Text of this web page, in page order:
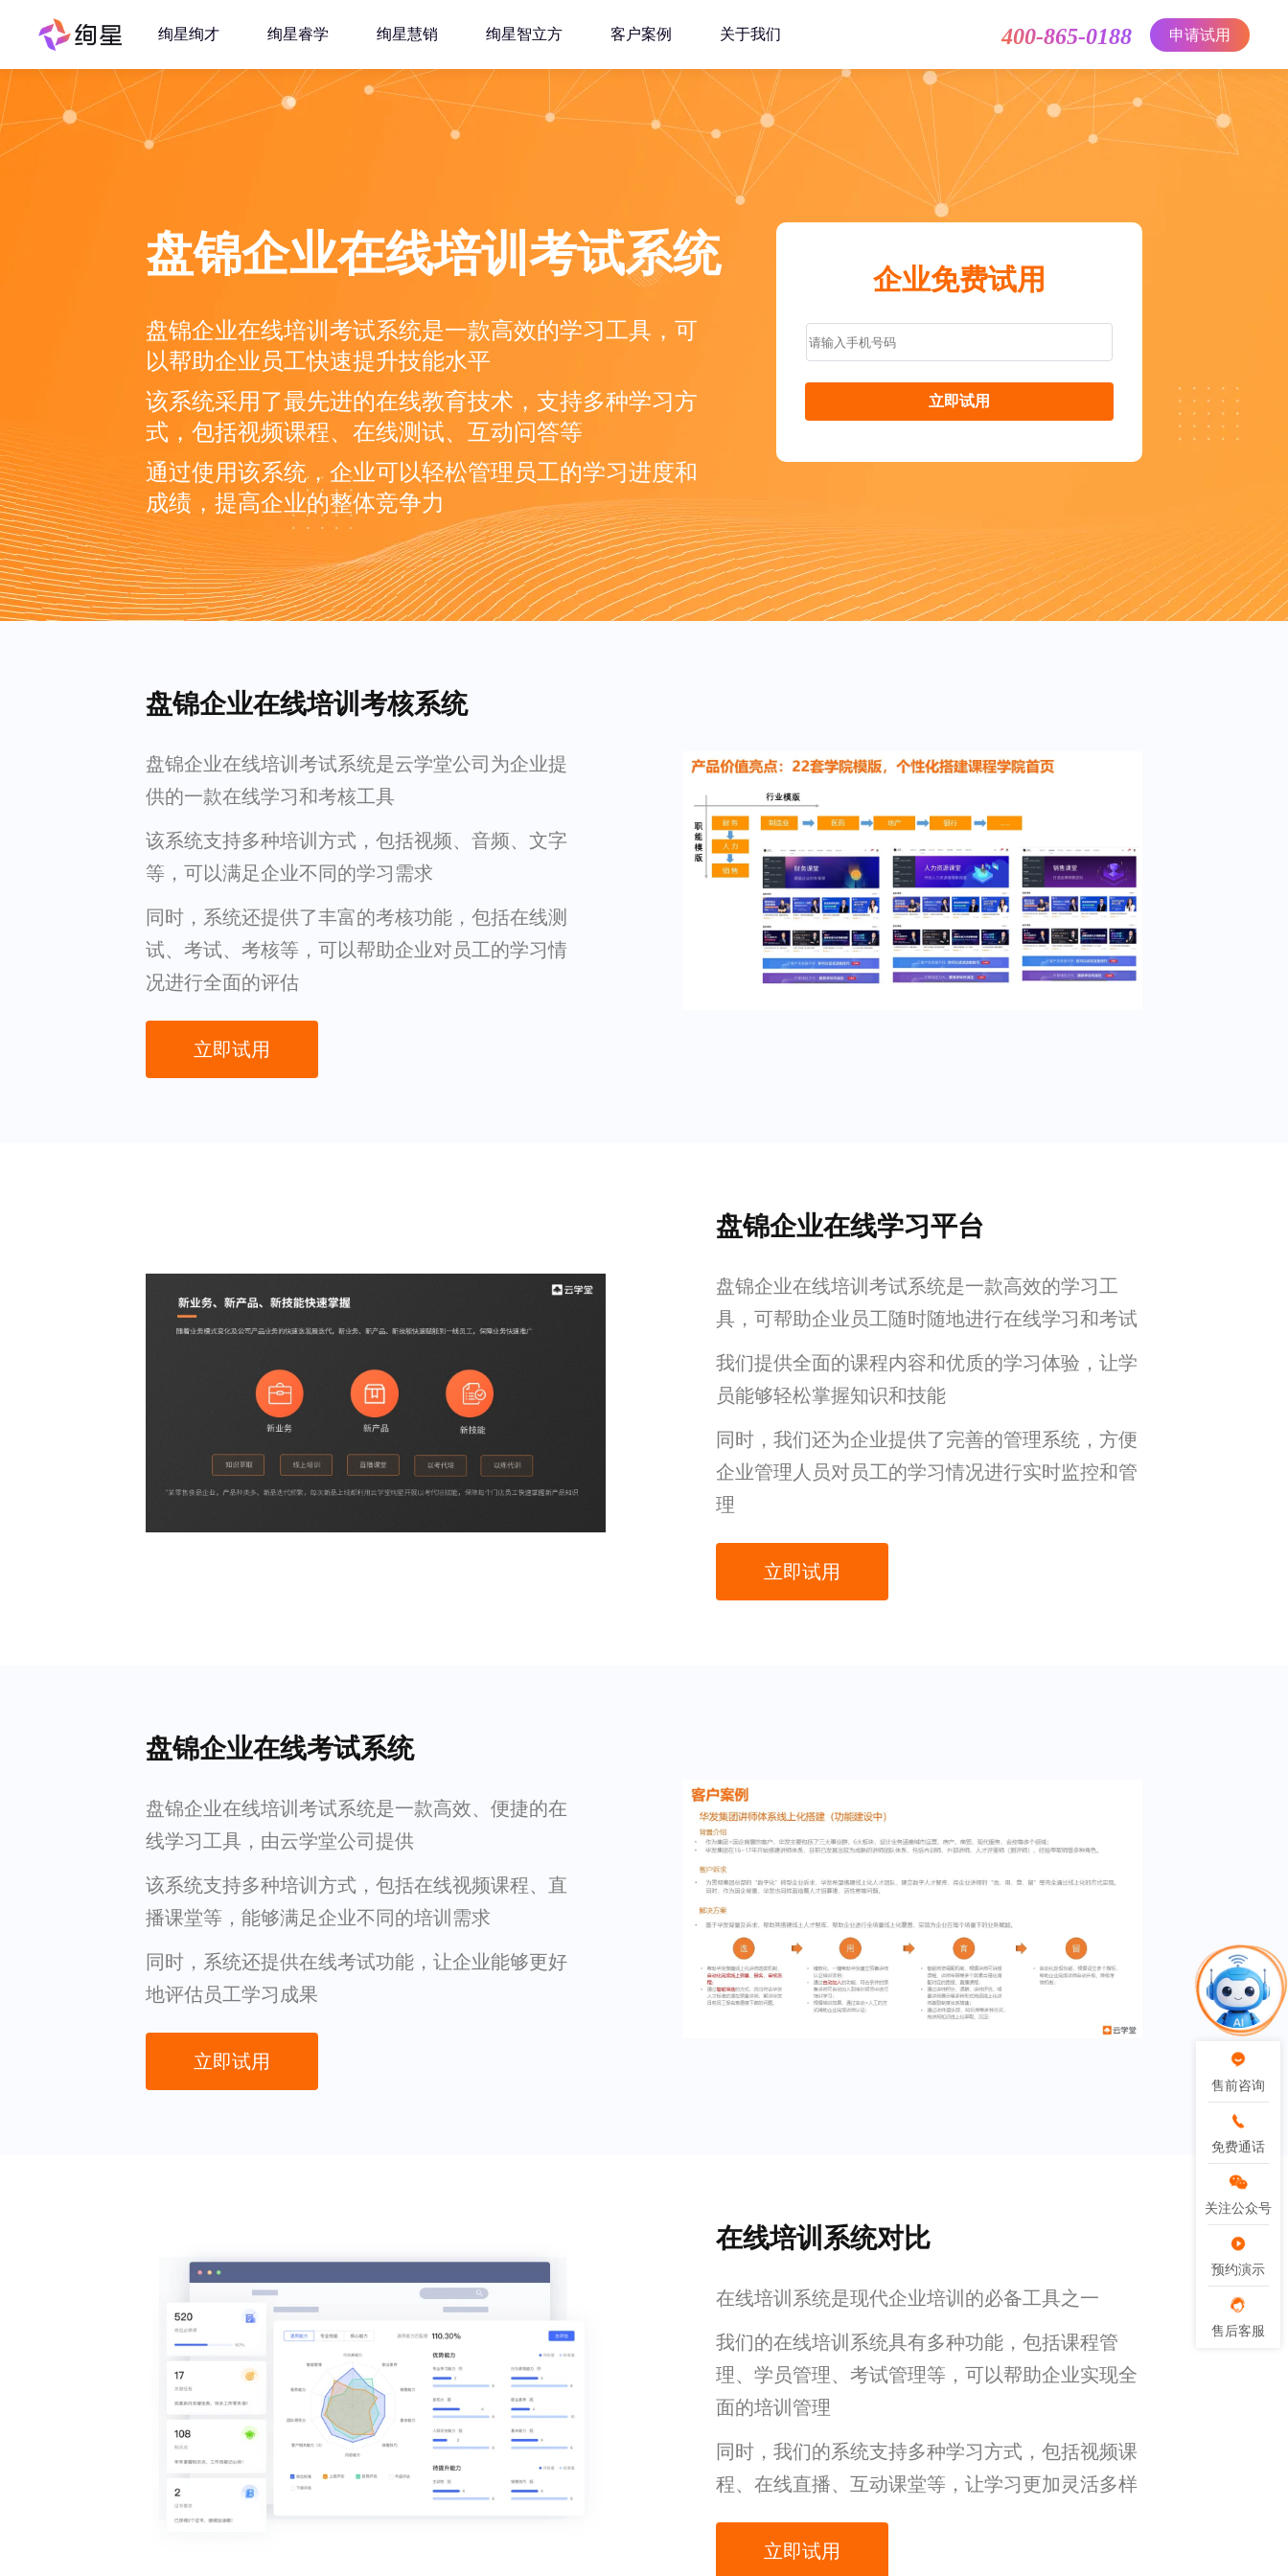
绚星绚才 绚星睿学 绚星慧销 绚星智立方 客户案例 关于我们 400-865-0188 申请试用
售前咨询
免费通话
关注公众号
预约演示
售后客服
盘锦企业在线培训考试系统
盘锦企业在线培训考试系统是一款高效的学习工具，可
以帮助企业员工快速提升技能水平
该系统采用了最先进的在线教育技术，支持多种学习方
式，包括视频课程、在线测试、互动问答等
通过使用该系统，企业可以轻松管理员工的学习进度和
成绩，提高企业的整体竞争力
企业免费试用
立即试用
盘锦企业在线培训考核系统
盘锦企业在线培训考试系统是云学堂公司为企业提
供的一款在线学习和考核工具
该系统支持多种培训方式，包括视频、音频、文字
等，可以满足企业不同的学习需求
同时，系统还提供了丰富的考核功能，包括在线测
试、考试、考核等，可以帮助企业对员工的学习情
况进行全面的评估
立即试用
盘锦企业在线学习平台
盘锦企业在线培训考试系统是一款高效的学习工
具，可帮助企业员工随时随地进行在线学习和考试
我们提供全面的课程内容和优质的学习体验，让学
员能够轻松掌握知识和技能
同时，我们还为企业提供了完善的管理系统，方便
企业管理人员对员工的学习情况进行实时监控和管
理
立即试用
盘锦企业在线考试系统
盘锦企业在线培训考试系统是一款高效、便捷的在
线学习工具，由云学堂公司提供
该系统支持多种培训方式，包括在线视频课程、直
播课堂等，能够满足企业不同的培训需求
同时，系统还提供在线考试功能，让企业能够更好
地评估员工学习成果
立即试用
在线培训系统对比
在线培训系统是现代企业培训的必备工具之一
我们的在线培训系统具有多种功能，包括课程管
理、学员管理、考试管理等，可以帮助企业实现全
面的培训管理
同时，我们的系统支持多种学习方式，包括视频课
程、在线直播、互动课堂等，让学习更加灵活多样
立即试用
售前咨询
免费通话
关注公众号
预约演示
售后客服